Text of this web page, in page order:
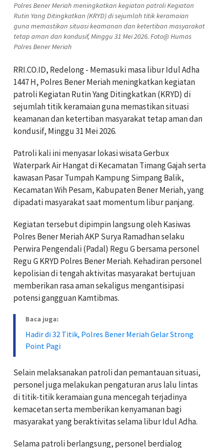
Polres Bener Meriah meningkatkan kegiatan patroli Kegiatan
Rutin Yang Ditingkatkan (KRYD) di sejumlah titik keramaian
guna memastikan situasi keamanan dan ketertiban masyarakat
tetap aman dan kondusif, Minggu 31 Mei 2026. Foto@ Humas
Polres Bener Meriah
RRI.CO.ID, Redelong - Memasuki masa libur Idul Adha
1447 H, Polres Bener Meriah meningkatkan kegiatan
patroli Kegiatan Rutin Yang Ditingkatkan (KRYD) di
sejumlah titik keramaian guna memastikan situasi
keamanan dan ketertiban masyarakat tetap aman dan
kondusif, Minggu 31 Mei 2026.
Patroli kali ini menyasar lokasi wisata Gerbux
Waterpark Air Hangat di Kecamatan Timang Gajah serta
kawasan Pasar Tumpah Kampung Simpang Balik,
Kecamatan Wih Pesam, Kabupaten Bener Meriah, yang
dipadati masyarakat saat momentum libur panjang.
Kegiatan tersebut dipimpin langsung oleh Kasiwas
Polres Bener Meriah AKP Surya Ramadhan selaku
Perwira Pengendali (Padal) Regu G bersama personel
Regu G KRYD Polres Bener Meriah. Kehadiran personel
kepolisian di tengah aktivitas masyarakat bertujuan
memberikan rasa aman sekaligus mengantisipasi
potensi gangguan Kamtibmas.
Baca juga:
Hadir di 32 Titik, Polres Bener Meriah Gelar Strong
Point Pagi
Selain melaksanakan patroli dan pemantauan situasi,
personel juga melakukan pengaturan arus lalu lintas
di titik-titik keramaian guna mencegah terjadinya
kemacetan serta memberikan kenyamanan bagi
masyarakat yang beraktivitas selama libur Idul Adha.
Selama patroli berlangsung, personel berdialog